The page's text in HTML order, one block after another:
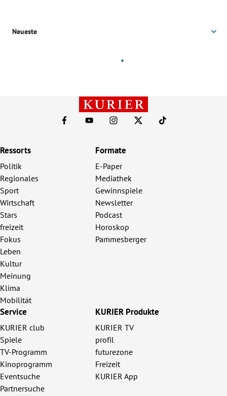
Ressorts
Politik
Regionales
Sport
Wirtschaft
Stars
freizeit
Fokus
Leben
Kultur
Meinung
Klima
Mobilität
Formate
E-Paper
Mediathek
Gewinnspiele
Newsletter
Podcast
Horoskop
Pammesberger
Service
KURIER club
Spiele
TV-Programm
Kinoprogramm
Eventsuche
Partnersuche
KURIER Produkte
KURIER TV
profil
futurezone
Freizeit
KURIER App